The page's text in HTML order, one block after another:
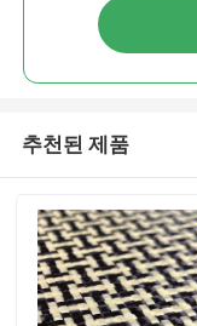
추천된 제품